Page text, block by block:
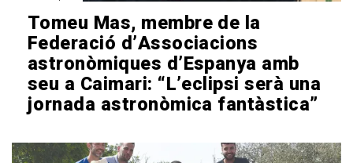
Tomeu Mas, membre de la
Federació d’Associacions
astronòmiques d’Espanya amb
seu a Caimari: “L’eclipsi serà una
jornada astronòmica fantàstica”